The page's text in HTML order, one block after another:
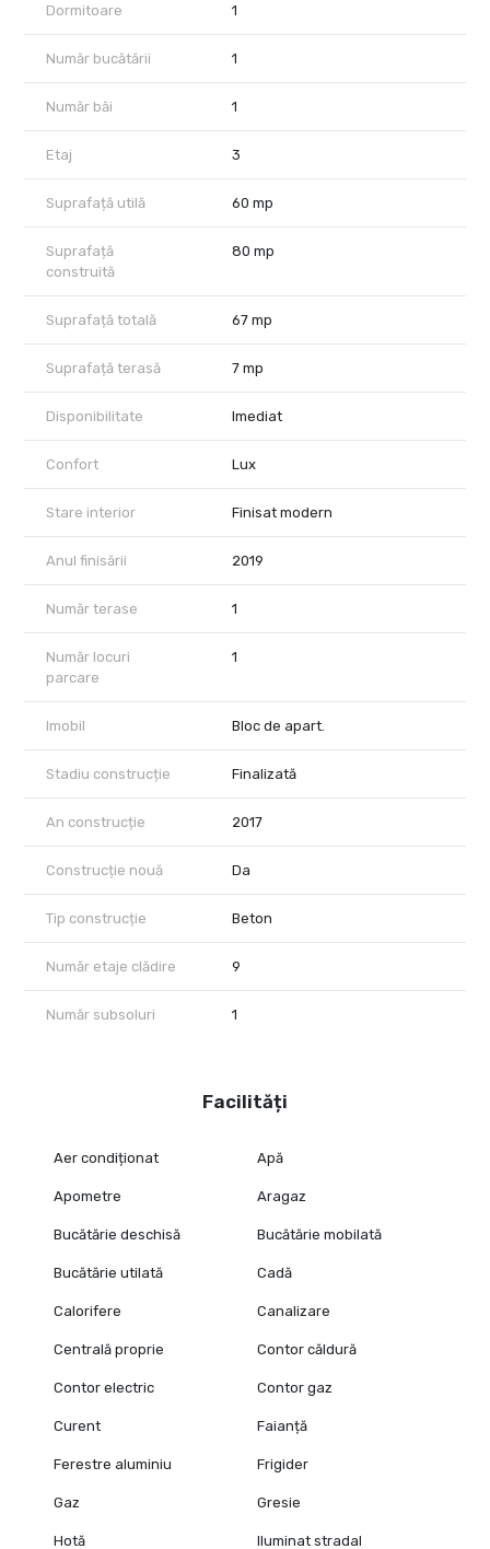
Pizza
centre sportive si de relaxare, inclusiv Pescariu Sports & Spa si
Complexul Sportiv Floreasca
clinici si farmacii, precum Sanador Floreasca si Farmaplus
spatii verzi, locuri de joaca pentru copii si optiuni pentru
petrecerea timpului liber
Pentru mai multe detalii sau pentru a programa o vizionare,
echipa City Nest va sta la dispozitie.
Dormitoare 1
Număr bucătării 1
Număr băi 1
Etaj 3
Suprafață utilă 60 mp
Suprafață
construită
80 mp
Suprafață totală 67 mp
Suprafață terasă 7 mp
Disponibilitate Imediat
Confort Lux
Stare interior Finisat modern
Anul finisării 2019
Număr terase 1
Număr locuri
parcare
1
Imobil Bloc de apart.
Stadiu construcție Finalizată
An construcție 2017
Construcție nouă Da
Tip construcție Beton
Număr etaje clădire 9
Număr subsoluri 1
Facilități
Aer condiționat Apă
Apometre Aragaz
Bucătărie deschisă Bucătărie mobilată
Bucătărie utilată Cadă
Calorifere Canalizare
Centrală proprie Contor căldură
Contor electric Contor gaz
Curent Faianță
Ferestre aluminiu Frigider
Gaz Gresie
Hotă Iluminat stradal